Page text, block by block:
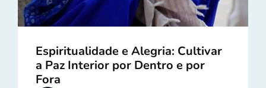
Espiritualidade e Alegria: Cultivar
a Paz Interior por Dentro e por
Fora